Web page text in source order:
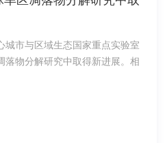
就奖设立于2002年。2024年，
成就奖、基础研究奖、技术发明
类评价，重点奖励在产出关键
果、抢占科技制高点的科技创
位科研人员和创新团队。团队
城市与区域生态国家重点实验室
落物分解研究中取得新进展。相
》。凋落物分解在